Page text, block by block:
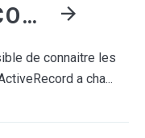
COMMENT CONNAITRE LES CHANGEMENTS QU'IL Y A EU SUR UN OBJET ACTIVERECORD IMMÉDIATEMENT APRÈS UN SAVE ?
de connaitre les
a cha...